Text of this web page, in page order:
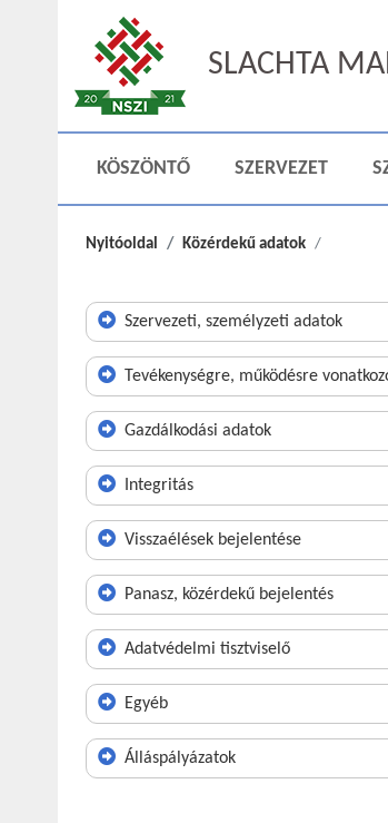
SLACHTA
KÖSZÖNTŐ SZERVEZET
Nyitóoldal Közérdekű adatok
Szervezeti, személyzeti adatok
Tevékenységre, működésre
Gazdálkodási adatok
Integritás
Visszaélések bejelentése
Panasz, közérdekű bejelentés
Adatvédelmi tisztviselő
Egyéb
Álláspályázatok